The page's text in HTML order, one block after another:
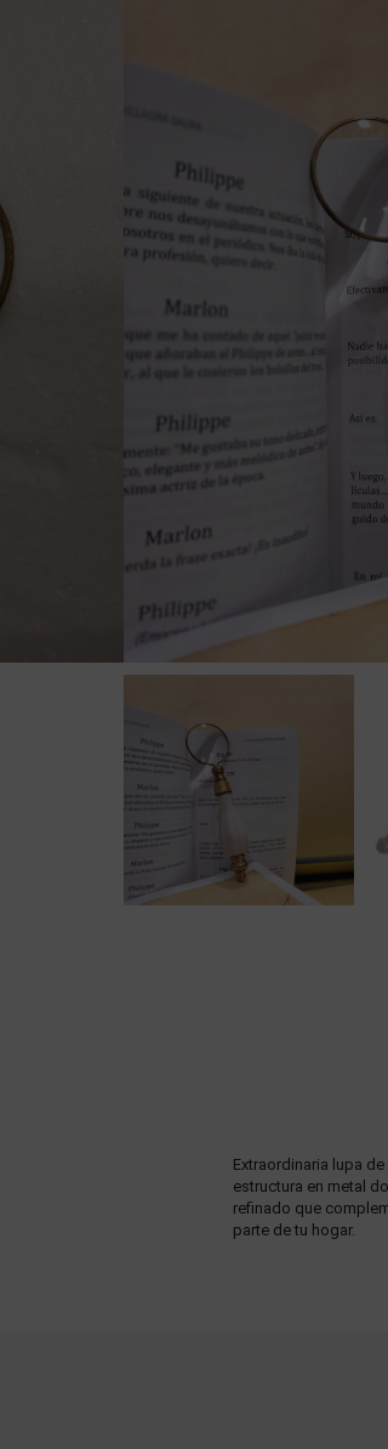
Extraordinaria lupa
estructura en metal
refinado que
parte de tu hogar.